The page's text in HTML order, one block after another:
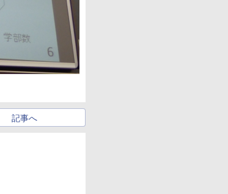
記事へ